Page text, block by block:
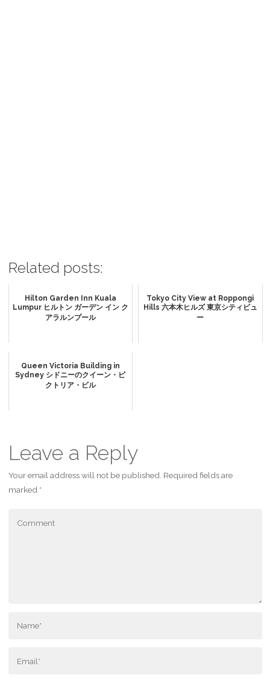
Related posts:
Hilton Garden Inn Kuala
Lumpur ヒルトン ガーデン イン ク
アラルンプール
Tokyo City View at Roppongi
Hills 六本木ヒルズ 東京シティビュ
ー
Queen Victoria Building in
Sydney シドニーのクイーン・ビ
クトリア・ビル
Leave a Reply
Your email address will not be published. Required fields are
marked *